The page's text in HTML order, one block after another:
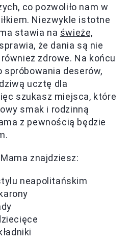
co pozwoliło nam w
Niezwykle istotne
stawia na świeże,
że dania są nie
zdrowe. Na końcu
spróbowania deserów,
ucztę dla
szukasz miejsca, które
smak i rodzinną
z pewnością będzie
znajdziesz:
neapolitańskim